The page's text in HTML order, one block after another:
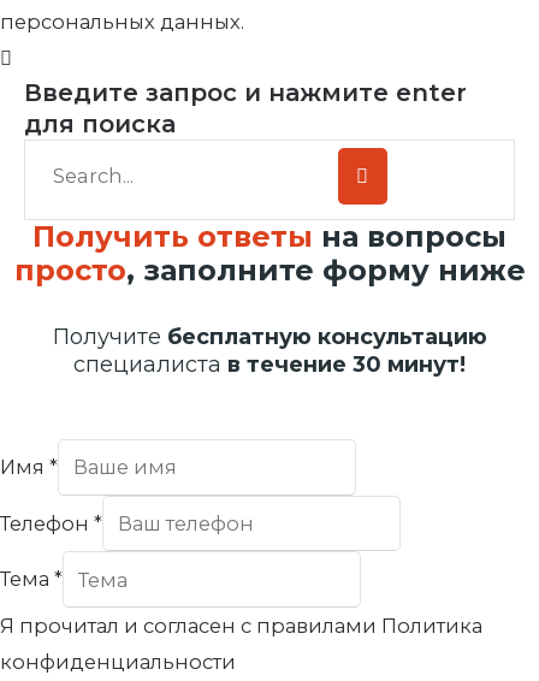
персональных данных.
Введите запрос и нажмите enter
для поиска
Получить ответы на вопросы
просто, заполните форму ниже
Получите бесплатную консультацию
специалиста в течение 30 минут!
Имя *
Телефон *
Тема *
Я прочитал и согласен с правилами Политика
конфиденциальности